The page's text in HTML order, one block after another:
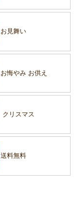
お見舞い
お悔やみ お供え
クリスマス
送料無料